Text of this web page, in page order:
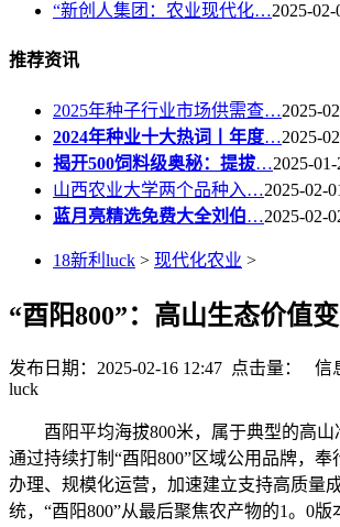
“新创人集团：农业现代化…2025-02-
推荐资讯
2025年种子行业市场供需查…2025-
2024年种业十大热词丨年度…2025-
揭开500饲料级奥秘：提拔…2025-01-
山西农业大学两个品种入…2025-02-
蓝月亮精选免费大全刘伯…2025-02-
18新利luck > 现代化农业 >
“酉阳800”：高山生态价值
发布日期：2025-02-16 12:47 点击量：
信
luck
酉阳平均海拔800米，属于典型的高山
通过持续打制“酉阳800”区域公用品牌，
办理、规模化运营，加速建立支持高质量
统，“酉阳800”从最后聚焦农产物的1。0